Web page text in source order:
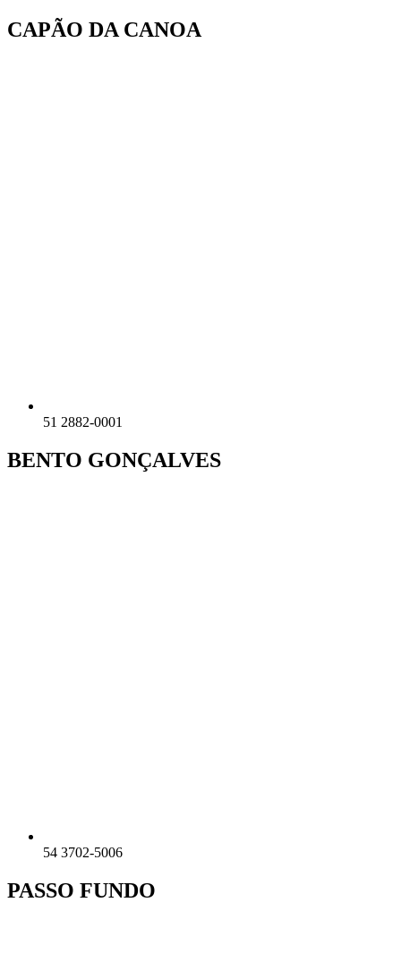
Ir
para
CAPÃO DA CANOA
51 2882-0001
BENTO GONÇALVES
54 3702-5006
PASSO FUNDO